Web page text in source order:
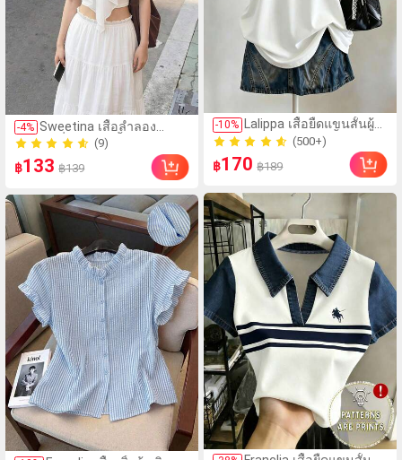
-4% Sweetina เสื้อลำลอง
แฟชั่นผู้หญิงสีพื้นแต่ง
(9)
60+ ขายแล้ว
(9)
60+ ขายแล้ว
฿133 ฿139
(1000+)
-10% Lalippa เสื้อยืดแขนสั้นผู้
หญิงคอวีปกคอเสื้อไหล่ตก
สายถัก งานคราฟต์แฟชั่น
มินิมอล ของขวัญสำหรับ
60+ ขายแล้ว
(500+)
60+ ขายแล้ว
฿170 ฿189
(100+)